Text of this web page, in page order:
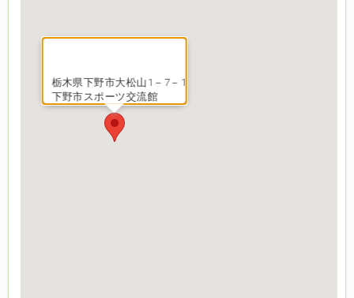
栃木県下野市大松山1－7－1
下野市スポーツ交流館